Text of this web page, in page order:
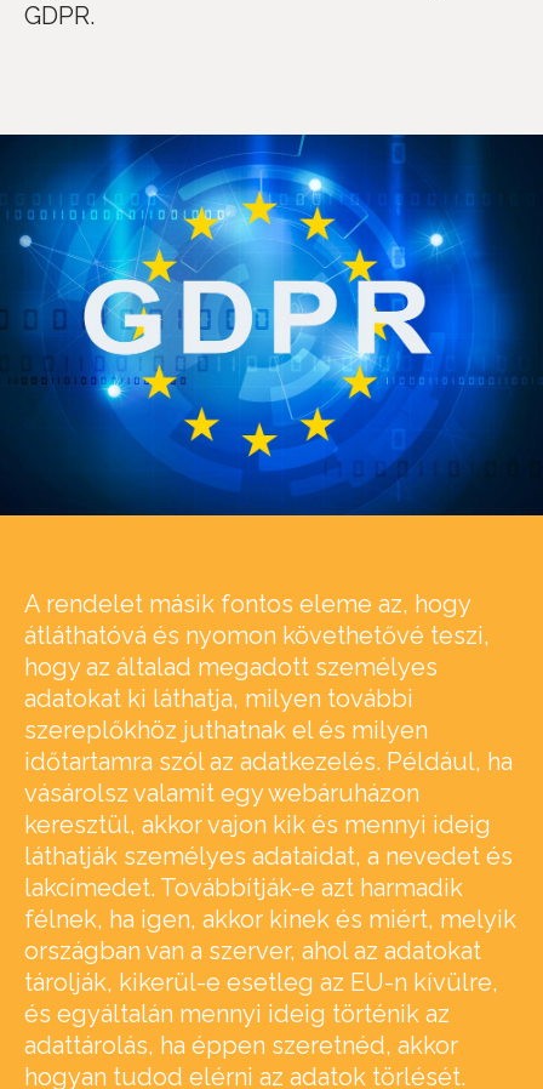
GDPR.
A rendelet másik fontos eleme az, hogy
átláthatóvá és nyomon követhetővé teszi,
hogy az általad megadott személyes
adatokat ki láthatja, milyen további
szereplőkhöz juthatnak el és milyen
időtartamra szól az adatkezelés. Például, ha
vásárolsz valamit egy webáruházon
keresztül, akkor vajon kik és mennyi ideig
láthatják személyes adataidat, a nevedet és
lakcímedet. Továbbítják-e azt harmadik
félnek, ha igen, akkor kinek és miért, melyik
országban van a szerver, ahol az adatokat
tárolják, kikerül-e esetleg az EU-n kívülre,
és egyáltalán mennyi ideig történik az
adattárolás, ha éppen szeretnéd, akkor
hogyan tudod elérni az adatok törlését.